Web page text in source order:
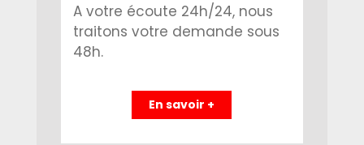
A votre écoute 24h/24, nous
traitons votre demande sous
48h.
En savoir +